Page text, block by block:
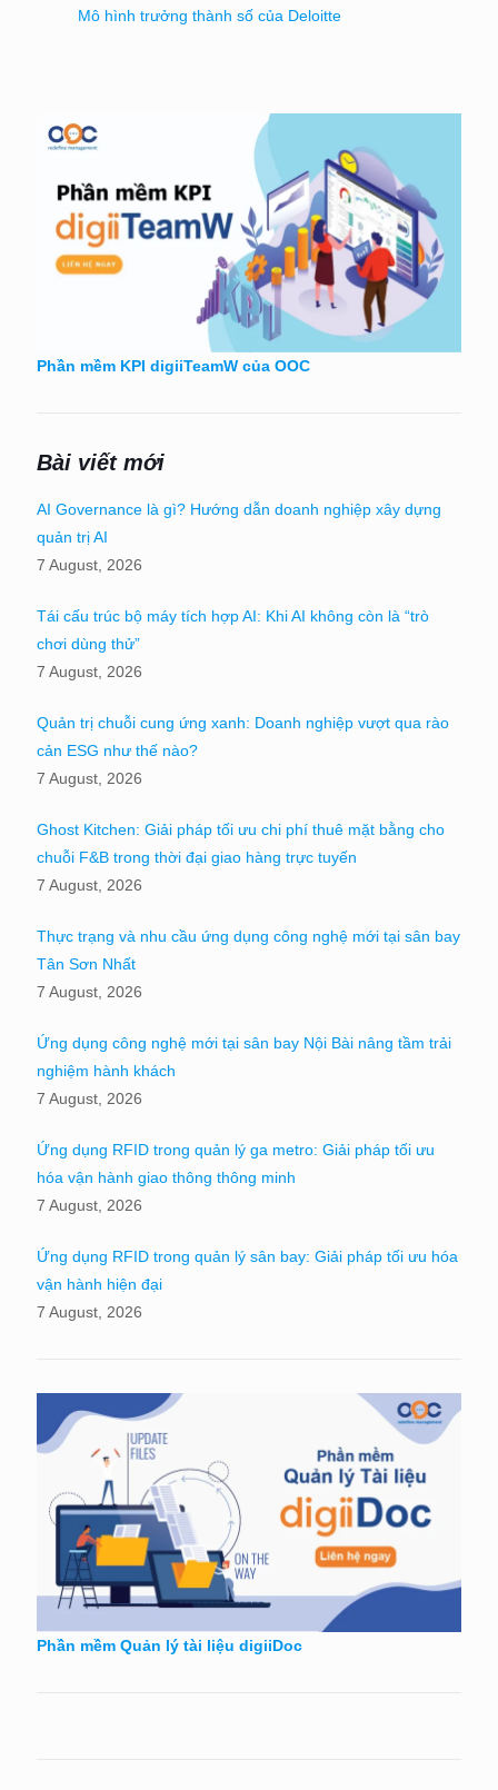
Mô hình trưởng thành số của Deloitte
Phần mềm KPI digiiTeamW của OOC
Bài viết mới
AI Governance là gì? Hướng dẫn doanh nghiệp xây dựng
quản trị AI
7 August, 2026
Tái cấu trúc bộ máy tích hợp AI: Khi AI không còn là “trò
chơi dùng thử”
7 August, 2026
Quản trị chuỗi cung ứng xanh: Doanh nghiệp vượt qua rào
cản ESG như thế nào?
7 August, 2026
Ghost Kitchen: Giải pháp tối ưu chi phí thuê mặt bằng cho
chuỗi F&B trong thời đại giao hàng trực tuyến
7 August, 2026
Thực trạng và nhu cầu ứng dụng công nghệ mới tại sân bay
Tân Sơn Nhất
7 August, 2026
Ứng dụng công nghệ mới tại sân bay Nội Bài nâng tầm trải
nghiệm hành khách
7 August, 2026
Ứng dụng RFID trong quản lý ga metro: Giải pháp tối ưu
hóa vận hành giao thông thông minh
7 August, 2026
Ứng dụng RFID trong quản lý sân bay: Giải pháp tối ưu hóa
vận hành hiện đại
7 August, 2026
Phần mềm Quản lý tài liệu digiiDoc